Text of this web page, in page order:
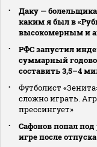
Даку —
каким я был в
высокомерным и
РФС запустил
суммарный
составить 3,5–4
Футболист
сложно играть.
прессингует»
Сафонов попал
игре после отпуска